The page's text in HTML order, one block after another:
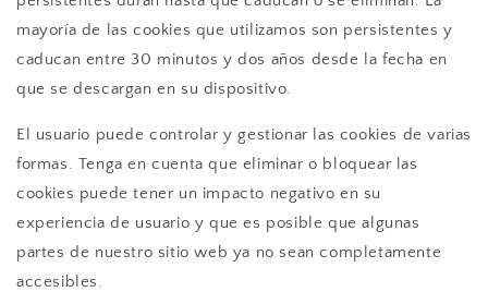
mayoría de las cookies que utilizamos son persistentes y
caducan entre 30 minutos y dos años desde la fecha en
que se descargan en su dispositivo.
El usuario puede controlar y gestionar las cookies de varias
formas. Tenga en cuenta que eliminar o bloquear las
cookies puede tener un impacto negativo en su
experiencia de usuario y que es posible que algunas
partes de nuestro sitio web ya no sean completamente
accesibles.